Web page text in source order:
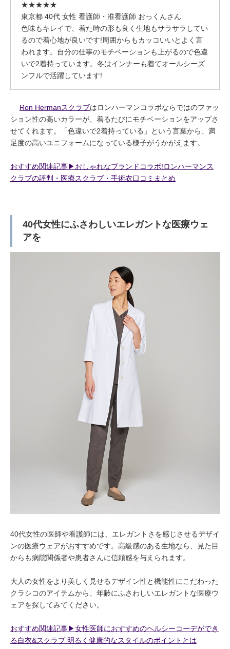
★★★★★
東京都 40代 女性 看護師・准看護師 おっくんさん
色味もキレイで、着た時の形も良く生地もサラサラしてい
るので着心地が良いです!周囲からもカッコいいとよく言
われます。自分の仕事のモチベーションも上がるので色違
いで2着持っています。冬はインナーも着てオールシーズ
ンフルで活躍しています!
Ron Hermanスクラブはロンハーマンコラボならではのファッ
ション性の高いカラーが、着るたびにモチベーションをアップさ
せてくれます。「色違いで2着持っている」という言葉から、満
足度の高いユニフォームになっている様子がうかがえます。
おすすめ関連記事▶︎おしゃれなブランドコラボ!ロンハーマンス
クラブの評判・医療スクラブ・手術衣口コミまとめ
40代女性にふさわしいエレガントな医療ウェ
アを
40代女性の医師や看護師には、エレガントさを感じさせるデザイ
ンの医療ウェアがおすすめです。高級感のある生地なら、見た目
からも病院関係者や患者さんに信頼感を与えられます。
大人の女性をより美しく見せるデザイン性と機能性にこだわった
クラシコのアイテムから、年齢にふさわしいエレガントな医療ウ
ェアを探してみてください。
おすすめ関連記事▶︎女性医師におすすめのヘルシーコーデができ
る白衣&スクラブ 明るく健康的なスタイルのポイントとは